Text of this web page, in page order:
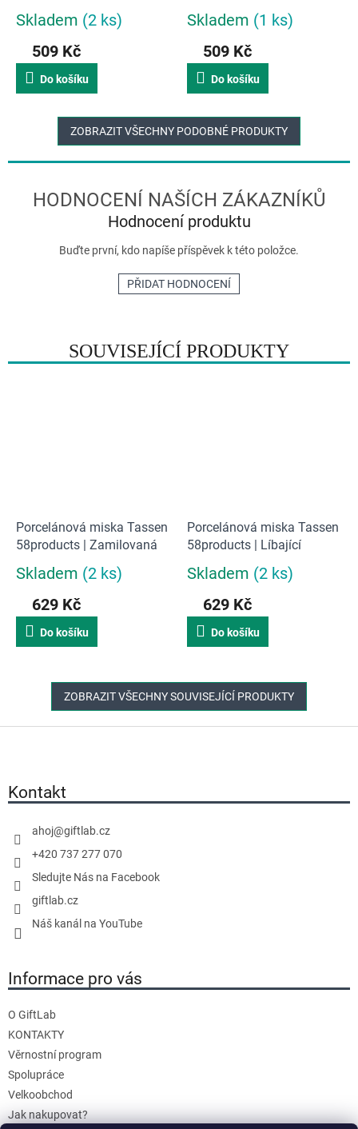
SOUVISEJÍCÍ PRODUKTY
Porcelánová miska Tassen
58products | Zamilovaná
Průměrné
produktu
5,0
hvězdiček.
Skladem (2 ks)
629 Kč
Do košíku
Porcelánová miska Tassen
58products | Líbající
Průměrné
produktu
5,0
hvězdiček.
Skladem (2 ks)
629 Kč
Do košíku
ZOBRAZIT VŠECHNY SOUVISEJÍCÍ PRODUKTY
Průměrné
produktu
je
5,0
z
Skladem (2 ks)
509 Kč
Do košíku
Průměrné
produktu
je
5,0
z
hvězdiček.
Skladem (1 ks)
509 Kč
Do košíku
ZOBRAZIT VŠECHNY PODOBNÉ PRODUKTY
Hodnocení produktu
Buďte první, kdo napíše příspěvek k této položce.
PŘIDAT HODNOCENÍ
Kontakt
ahoj@giftlab.cz
+420 737 277 070
Sledujte Nás na Facebook
giftlab.cz
Náš kanál na YouTube
Informace pro vás
O GiftLab
KONTAKTY
Věrnostní program
Spolupráce
Velkoobchod
Jak nakupovat?